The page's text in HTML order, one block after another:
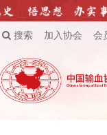
搜索 加入协会 会